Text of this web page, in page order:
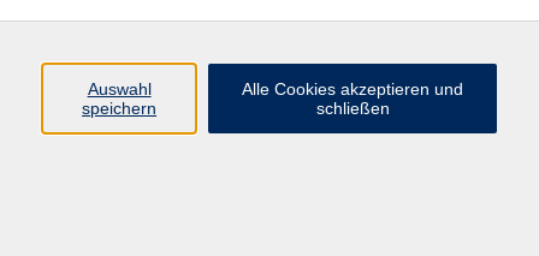
Datenschutzerklärung
Auswahl
speichern
Alle Cookies akzeptieren und
schließen